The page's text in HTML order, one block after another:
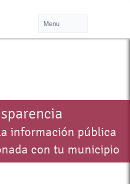
información pública
con tu municipio